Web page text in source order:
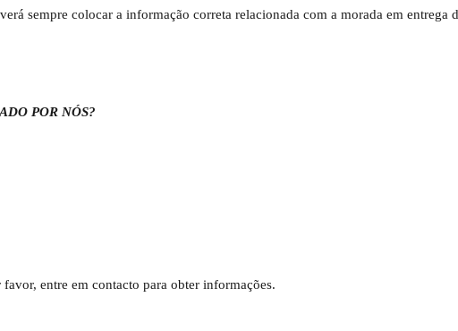
sempre colocar a informação correta relacionada com a morada em entrega
POR NÓS?
entre em contacto para obter informações.